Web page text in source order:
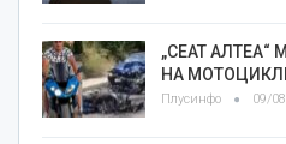
„СЕАТ АЛТЕА“
НА
Плусинфо 09/